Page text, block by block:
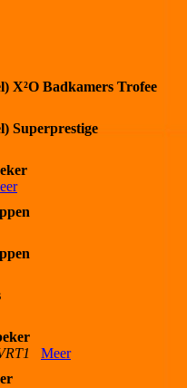
X²O Badkamers Trofee
Superprestige
Meer